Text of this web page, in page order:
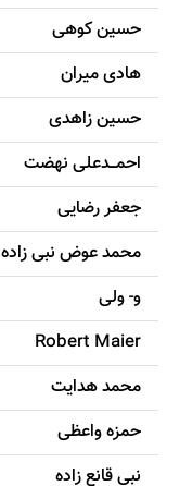
حسين کوهی
هادی ميران
حسين زاهدی
احمـــدعلی نهضت
جعفر رضایی
محمد عوض نبی زاده
و- ولی
Robert Maier
محمد هدایت
حمزه واعظی
نبی قانع زاده